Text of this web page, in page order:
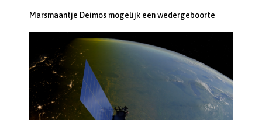
Marsmaantje Deimos mogelijk een wedergeboorte